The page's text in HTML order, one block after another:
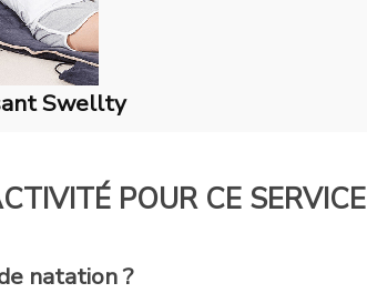
Swellty
POUR CE SERVICE
natation ?